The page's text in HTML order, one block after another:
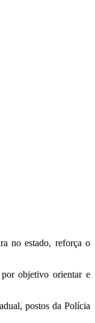
no estado, reforça o
objetivo orientar e
postos da Polícia